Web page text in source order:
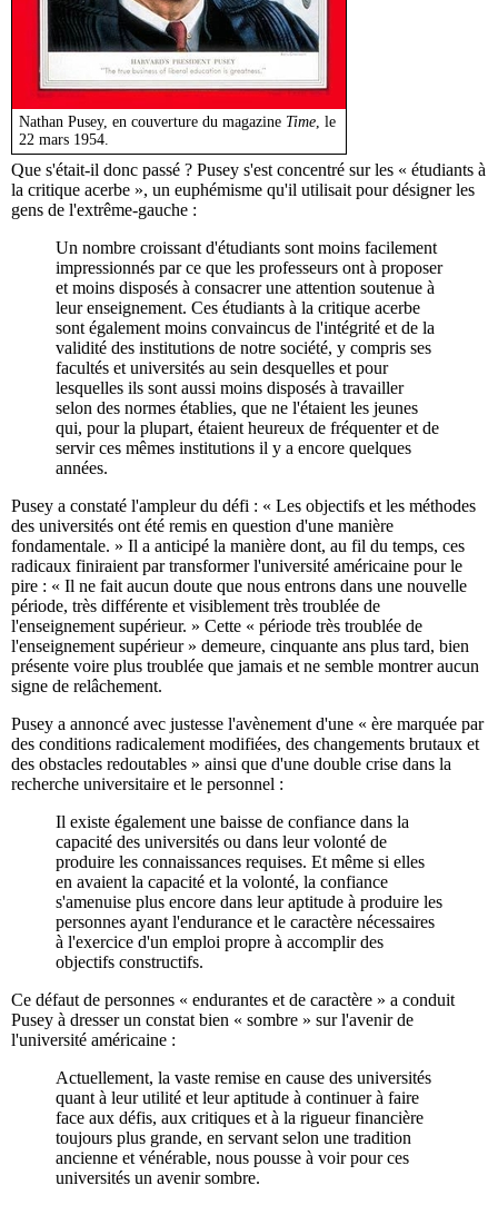
Nathan Pusey, en couverture du magazine Time, le
22 mars 1954.
Que s'était-il donc passé ? Pusey s'est concentré sur les « étudiants à
la critique acerbe », un euphémisme qu'il utilisait pour désigner les
gens de l'extrême-gauche :
Un nombre croissant d'étudiants sont moins facilement
impressionnés par ce que les professeurs ont à proposer
et moins disposés à consacrer une attention soutenue à
leur enseignement. Ces étudiants à la critique acerbe
sont également moins convaincus de l'intégrité et de la
validité des institutions de notre société, y compris ses
facultés et universités au sein desquelles et pour
lesquelles ils sont aussi moins disposés à travailler
selon des normes établies, que ne l'étaient les jeunes
qui, pour la plupart, étaient heureux de fréquenter et de
servir ces mêmes institutions il y a encore quelques
années.
Pusey a constaté l'ampleur du défi : « Les objectifs et les méthodes
des universités ont été remis en question d'une manière
fondamentale. » Il a anticipé la manière dont, au fil du temps, ces
radicaux finiraient par transformer l'université américaine pour le
pire : « Il ne fait aucun doute que nous entrons dans une nouvelle
période, très différente et visiblement très troublée de
l'enseignement supérieur. » Cette « période très troublée de
l'enseignement supérieur » demeure, cinquante ans plus tard, bien
présente voire plus troublée que jamais et ne semble montrer aucun
signe de relâchement.
Pusey a annoncé avec justesse l'avènement d'une « ère marquée par
des conditions radicalement modifiées, des changements brutaux et
des obstacles redoutables » ainsi que d'une double crise dans la
recherche universitaire et le personnel :
Il existe également une baisse de confiance dans la
capacité des universités ou dans leur volonté de
produire les connaissances requises. Et même si elles
en avaient la capacité et la volonté, la confiance
s'amenuise plus encore dans leur aptitude à produire les
personnes ayant l'endurance et le caractère nécessaires
à l'exercice d'un emploi propre à accomplir des
objectifs constructifs.
Ce défaut de personnes « endurantes et de caractère » a conduit
Pusey à dresser un constat bien « sombre » sur l'avenir de
l'université américaine :
Actuellement, la vaste remise en cause des universités
quant à leur utilité et leur aptitude à continuer à faire
face aux défis, aux critiques et à la rigueur financière
toujours plus grande, en servant selon une tradition
ancienne et vénérable, nous pousse à voir pour ces
universités un avenir sombre.